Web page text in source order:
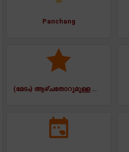
Panchang
(മേടം) ആഴ്ചതോറുമുള്ള ജാതകം